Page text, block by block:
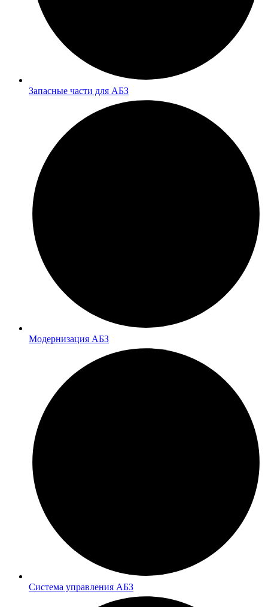
Запасные части для АБЗ
Модернизация АБЗ
Система управления АБЗ